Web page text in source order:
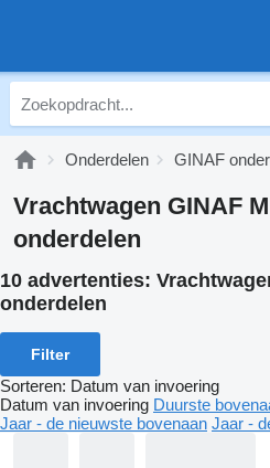
Onderdelen GINAF
Vrachtwagen GINAF
onderdelen
10 advertenties:
onderdelen
Filter
Sorteren: Datum van invoering
Datum van invoering Duurste
Jaar - de nieuwste bovenaan Jaar -